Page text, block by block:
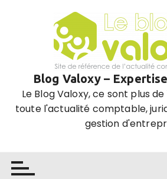
Blog Valoxy –
Le Blog Valoxy, ce sont plus
toute l'actualité comptable,
gestion